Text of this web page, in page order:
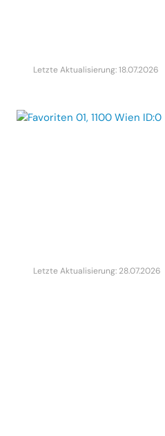
Letzte Aktualisierung: 18.07.2026
Letzte Aktualisierung: 28.07.2026